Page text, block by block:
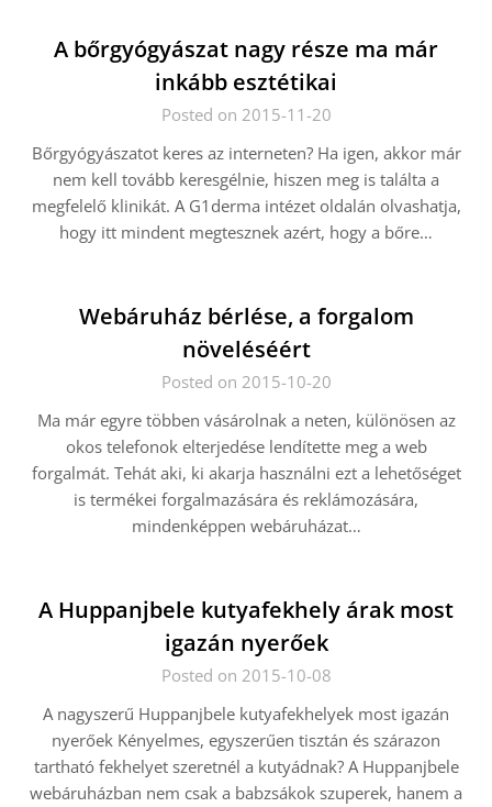
A bőrgyógyászat nagy része ma már
inkább esztétikai
Posted on 2015-11-20
Bőrgyógyászatot keres az interneten? Ha igen, akkor már
nem kell tovább keresgélnie, hiszen meg is találta a
megfelelő klinikát. A G1derma intézet oldalán olvashatja,
hogy itt mindent megtesznek azért, hogy a bőre…
Webáruház bérlése, a forgalom
növeléséért
Posted on 2015-10-20
Ma már egyre többen vásárolnak a neten, különösen az
okos telefonok elterjedése lendítette meg a web
forgalmát. Tehát aki, ki akarja használni ezt a lehetőséget
is termékei forgalmazására és reklámozására,
mindenképpen webáruházat…
A Huppanjbele kutyafekhely árak most
igazán nyerőek
Posted on 2015-10-08
A nagyszerű Huppanjbele kutyafekhelyek most igazán
nyerőek Kényelmes, egyszerűen tisztán és szárazon
tartható fekhelyet szeretnél a kutyádnak? A Huppanjbele
webáruházban nem csak a babzsákok szuperek, hanem a